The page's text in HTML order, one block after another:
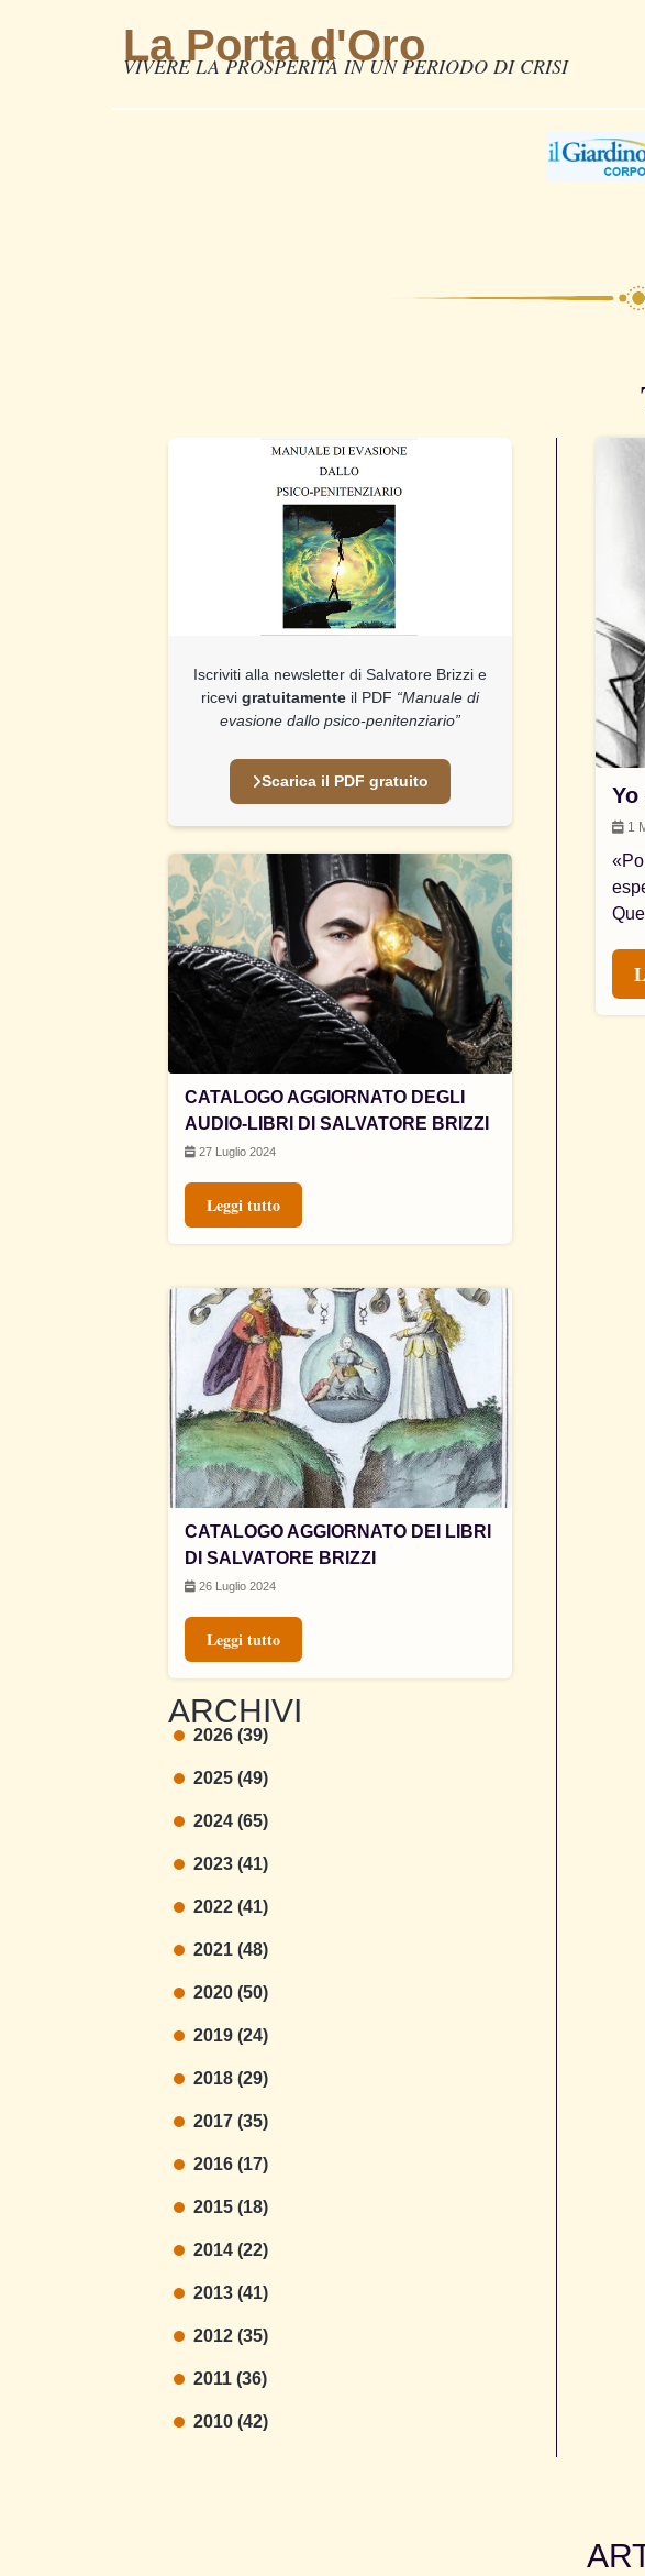
La Porta d'Oro
VIVERE LA PROSPERITÀ IN UN PERIODO DI CRISI
Iscriviti alla newsletter di Salvatore Brizzi e
ricevi gratuitamenteil PDF “Manuale di
evasione dallo psico-penitenziario”
Scarica il PDF gratuito
CATALOGO AGGIORNATO DEGLI
AUDIO-LIBRI DI SALVATORE BRIZZI
27 Luglio 2024
Leggi tutto
CATALOGO AGGIORNATO DEI LIBRI
DI SALVATORE BRIZZI
26 Luglio 2024
Leggi tutto
ARCHIVI
2026 (39)
2025 (49)
2024 (65)
2023 (41)
2022 (41)
2021 (48)
2020 (50)
2019 (24)
2018 (29)
2017 (35)
2016 (17)
2015 (18)
2014 (22)
2013 (41)
2012 (35)
2011 (36)
2010 (42)
1